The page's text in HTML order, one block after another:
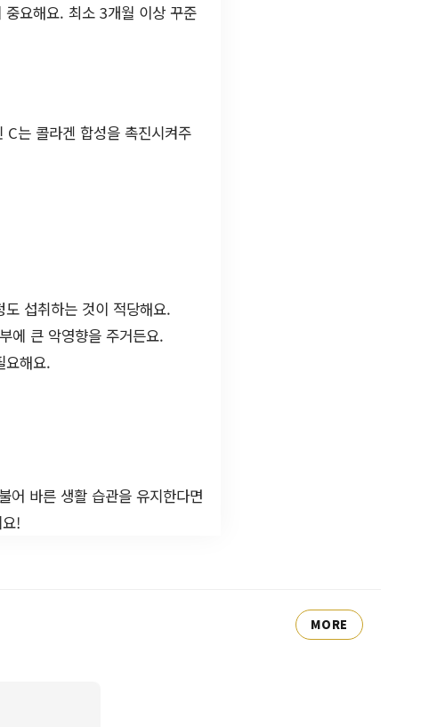
요해요. 최소 3개월 이상 꾸준
는 콜라겐 합성을 촉진시켜주
섭취하는 것이 적당해요.
에 큰 악영향을 주거든요.
요해요.
어 바른 생활 습관을 유지한다면
!
MORE